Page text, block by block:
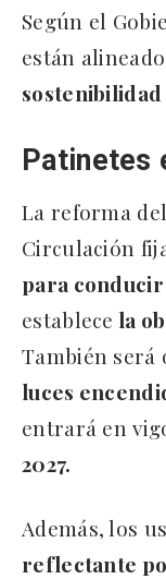
Según el
están
sostenibilidad
Patinetes
La reforma
Circulación
para
establece la
También
luces
entrará en
2027.
Además, los
reflectante